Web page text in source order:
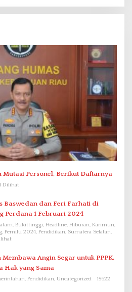
Mutasi Personel, Berikut Daftarnya
Dilihat
Baswedan dan Feri Farhati di
Perdana 1 Februari 2024
Bukittinggi, Headline, Hiburan, Karimun,
Pemilu 2024, Pendidikan, Sumatera Selatan,
Angin Segar untuk PPPK.
Hak yang Sama
Pendidikan, Uncategorized
15622